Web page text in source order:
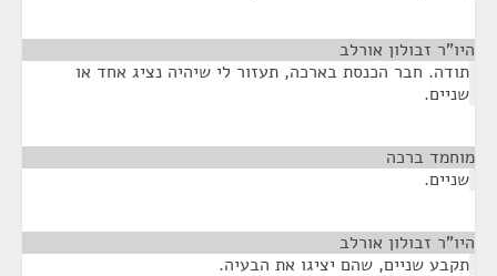
היו"ר זבולון אורלב
תודה. חבר הכנסת בארכה, תעזור לי שיהיה נציג אחד או
שניים.
מוחמד ברכה
שניים.
היו"ר זבולון אורלב
תקבע שניים, שהם יציגו את הבעיה.